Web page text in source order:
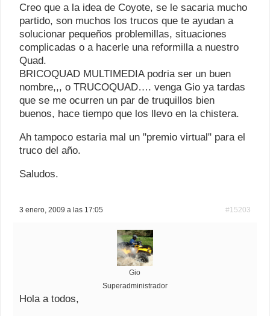
Creo que a la idea de Coyote, se le sacaria mucho
partido, son muchos los trucos que te ayudan a
solucionar pequeños problemillas, situaciones
complicadas o a hacerle una reformilla a nuestro
Quad.
BRICOQUAD MULTIMEDIA podria ser un buen
nombre,,, o TRUCOQUAD…. venga Gio ya tardas
que se me ocurren un par de truquillos bien
buenos, hace tiempo que los llevo en la chistera.
Ah tampoco estaria mal un "premio virtual" para el
truco del año.
Saludos.
3 enero, 2009 a las 17:05 #15203
Gio
Superadministrador
Hola a todos,